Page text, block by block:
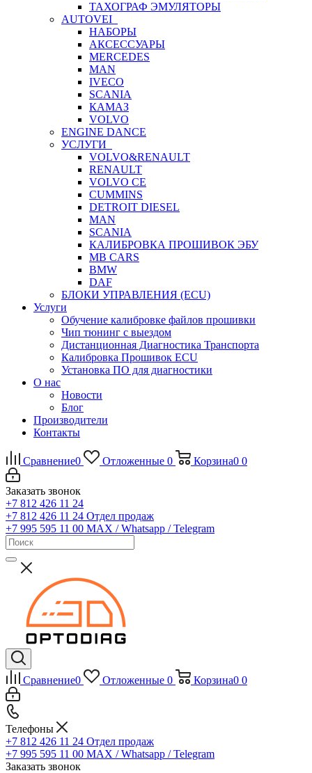
ТАХОГРАФ ЭМУЛЯТОРЫ
AUTOVEI
НАБОРЫ
АКСЕССУАРЫ
MERCEDES
MAN
IVECO
SCANIA
КАМАЗ
VOLVO
ENGINE DANCE
УСЛУГИ
VOLVO&RENAULT
RENAULT
VOLVO CE
CUMMINS
DETROIT DIESEL
MAN
SCANIA
КАЛИБРОВКА ПРОШИВОК ЭБУ
MB CARS
BMW
DAF
БЛОКИ УПРАВЛЕНИЯ (ECU)
Услуги
Обучение калибровке файлов прошивки
Чип тюнинг с выездом
Дистанционная Диагностика Транспорта
Калибровка Прошивок ECU
Установка ПО для диагностики
О нас
Новости
Блог
Производители
Контакты
Сравнение0 Отложенные 0 Корзина0 0
Заказать звонок
+7 812 426 11 24
+7 812 426 11 24 Отдел продаж
+7 995 595 11 00 MAX / Whatsapp / Telegram
Сравнение0 Отложенные 0 Корзина0 0
Телефоны
+7 812 426 11 24 Отдел продаж
+7 995 595 11 00 MAX / Whatsapp / Telegram
Заказать звонок